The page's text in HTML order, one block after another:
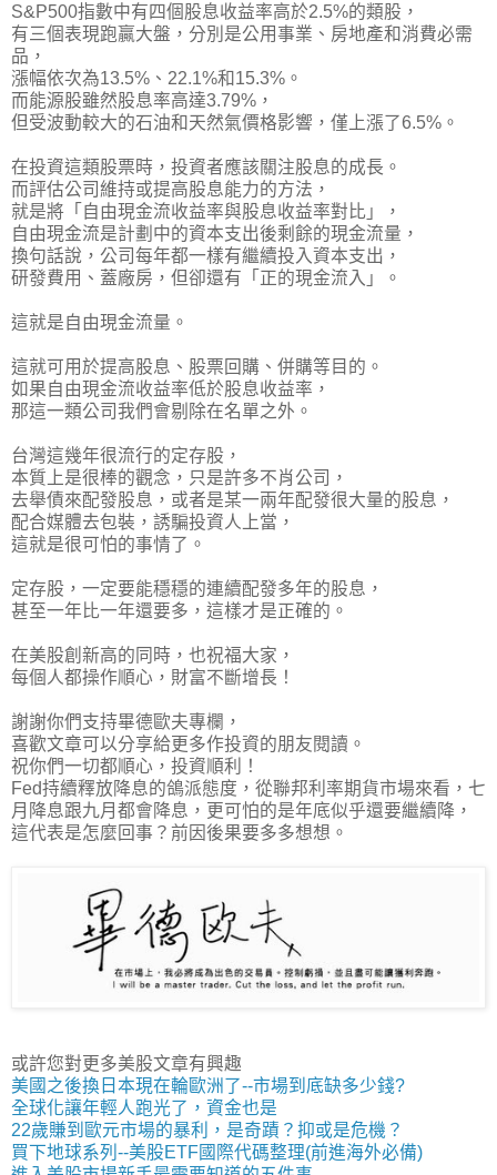
S&P500指數中有四個股息收益率高於2.5%的類股，
有三個表現跑贏大盤，分別是公用事業、房地產和消費必需
品 ，
漲幅依次為13.5%、22.1%和15.3%。
而能源股雖然股息率高達3.79%，
但受波動較大的石油和天然氣價格影響，僅上漲了6.5%。
在投資這類股票時，投資者應該關注股息的成長。
而評估公司維持或提高股息能力的方法，
就是將 「自由現金流收益率與股息收益率對比」
，
自由現金流是計劃中的資本支出後剩餘的現金流量，
換句話說，公司每年都一樣有繼續投入資本支出，
研發費用、蓋廠房，但卻還有「正的現金流入」。
這就是自由現金流量。
這就可用於提高股息、股票回購、併購等目的。
如果自由現金流收益率低於股息收益率，
那這一類公司我們會剔除在名單之外。
台灣這幾年很流行的定存股，
本質上是很棒的觀念，只是許多不肖公司，
去舉債來配發股息，或者是某一兩年配發很大量的股息，
配合媒體去包裝，誘騙投資人上當，
這就是很可怕的事情了。
定存股，一定要能穩穩的連續配發多年的股息，
甚至一年比一年還要多，這樣才是正確的 。
在美股創新高的同時，也祝福大家，
每個人都操作順心，財富不斷增長！
謝謝你們支持畢德歐夫專欄，
喜歡文章可以分享給更多作投資的朋友閱讀。
祝你們一切都順心，投資順利！
Fed持續釋放降息的鴿派態度，從聯邦利率期貨市場來看，七
月降息跟九月都會降息，更可怕的是年底似乎還要繼續降，
這代表是怎麼回事？前因後果要多多想想。
或許您對更多美股文章有興趣
美國之後換日本現在輪歐洲了--市場到底缺多少錢?
全球化讓年輕人跑光了，資金也是
22歲賺到歐元市場的暴利，是奇蹟？抑或是危機？
買下地球系列--美股ETF國際代碼整理(前進海外必備)